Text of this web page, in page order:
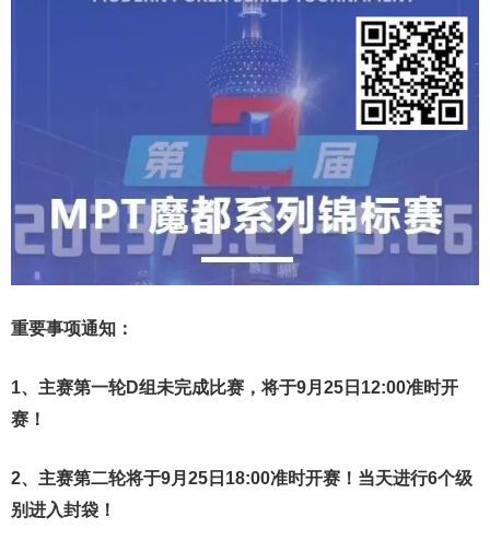
重要事项通知：
1、主赛第一轮D组未完成比赛，将于9月25日12:00准时开
赛！
2、主赛第二轮将于9月25日18:00准时开赛！当天进行6个级
别进入封袋！